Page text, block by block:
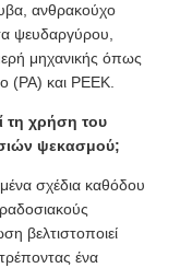
ανθρακούχο
ψευδαργύρου,
μηχανικής όπως
(PA) και PEEK.
τη χρήση του
ψεκασμού;
σχέδια καθόδου
βελτιστοποιεί
ένα